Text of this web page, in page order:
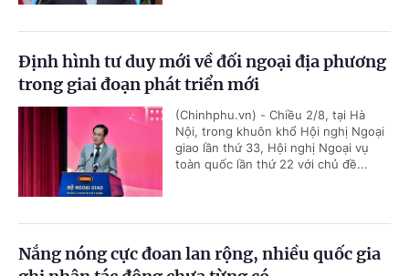
Định hình tư duy mới về đối ngoại địa phương
trong giai đoạn phát triển mới
(Chinhphu.vn) - Chiều 2/8, tại Hà
Nội, trong khuôn khổ Hội nghị Ngoại
giao lần thứ 33, Hội nghị Ngoại vụ
toàn quốc lần thứ 22 với chủ đề...
Nắng nóng cực đoan lan rộng, nhiều quốc gia